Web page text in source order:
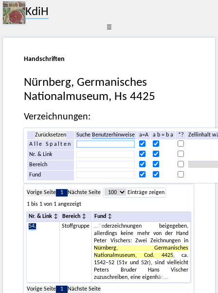
KdiH
☰
Handschriften
Nürnberg, Germanisches
Nationalmuseum, Hs 4425
Verzeichnungen:
Zurücksetzen SucheBenutzerhinweise a=A a b = b a *?
Zellinhalt
Alle Spalten
Nr. & Link
Bereich
Fund
Vorige Seite 1 Nächste Seite
Einträge zeigen
1 bis 1 von 1 angezeigt
Nr. & Link Bereich
Fund
54.
Stoffgruppe
Federzeichnungen beigegeben,
allerdings keine mehr von der Hand
Peter Vischers: Zwei Zeichnungen in
Nürnberg, Germanisches
Nationalmuseum, Cod. 4425, ca.
1542−52 (51v und 52r), sind vielleicht
Peters Bruder Hans Vischer
zuzuschreiben, eine eigenhän
Vorige Seite
1 Nächste Seite